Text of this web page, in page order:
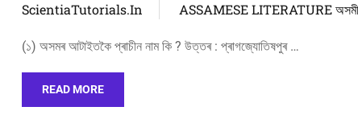
ScientiaTutorials.in ASSAMESE LITERATURE
(১) অসমৰ আটাইতকৈ প্ৰাচীন নাম কি ? উত্তৰ : প্ৰাগজ্যোতিষপুৰ …
READ MORE